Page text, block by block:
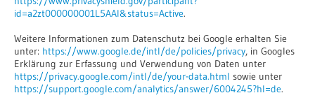
id=a2zt000000001L5AAI&status=Active.
Weitere Informationen zum Datenschutz bei Google erhalten Sie
unter: https://www.google.de/intl/de/policies/privacy, in Googles
Erklärung zur Erfassung und Verwendung von Daten unter
https://privacy.google.com/intl/de/your-data.html sowie unter
https://support.google.com/analytics/answer/6004245?hl=de.